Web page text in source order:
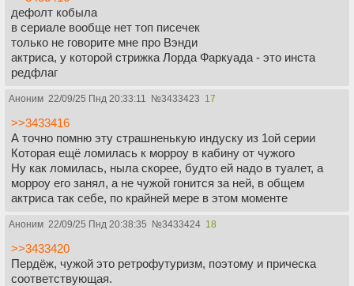
дефолт кобыла
в сериале вообще нет топ писечек
только не говорите мне про Вэнди
актриса, у которой стрижка Лорда Фаркуада - это инста
редфлаг
Аноним 22/09/25 Пнд 20:33:11 №3433423 17
>>3433416
А точно помню эту страшненькую индуску из 1ой серии
Которая ещё ломилась к морроу в кабину от чужого
Ну как ломилась, ныла скорее, будто ей надо в туалет, а
морроу его занял, а не чужой гонится за ней, в общем
актриса так себе, по крайней мере в этом моменте
Аноним 22/09/25 Пнд 20:38:35 №3433424 18
>>3433420
Пердёж, чужой это ретрофутуризм, поэтому и прическа
соответствующая.